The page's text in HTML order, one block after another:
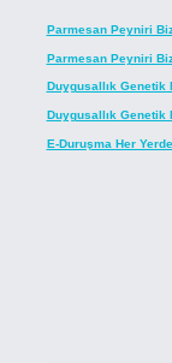
Parmesan Peyniri
Parmesan Peyniri
Duygusallık Genetik
Duygusallık Genetik
E-Duruşma Her Yerde